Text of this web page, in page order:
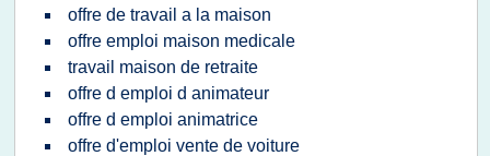
offre de travail a la maison
offre emploi maison medicale
travail maison de retraite
offre d emploi d animateur
offre d emploi animatrice
offre d'emploi vente de voiture